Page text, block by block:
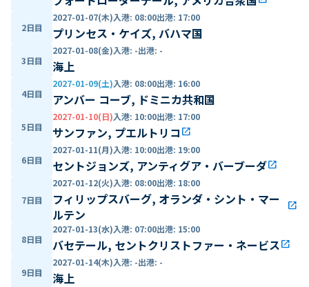
2日目
2027-01-07(木)入港: 08:00出港: 17:00
プリンセス・ケイズ, バハマ国
3日目
2027-01-08(金)入港: -出港: -
海上
4日目
2027-01-09(土)入港: 08:00出港: 16:00
アンバー コーブ, ドミニカ共和国
5日目
2027-01-10(日)入港: 10:00出港: 17:00
サンファン, プエルトリコ open_in_new
6日目
2027-01-11(月)入港: 10:00出港: 19:00
セントジョンズ, アンティグア・バーブーダopen_in_new
7日目
2027-01-12(火)入港: 08:00出港: 18:00
フィリップスバーグ, オランダ・シント・マー
ルテン
open_in_new
8日目
2027-01-13(水)入港: 07:00出港: 15:00
バセテール, セントクリストファー・ネービスopen_in_new
9日目
2027-01-14(木)入港: -出港: -
海上